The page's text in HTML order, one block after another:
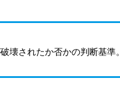
壊されたか否かの判断基準。